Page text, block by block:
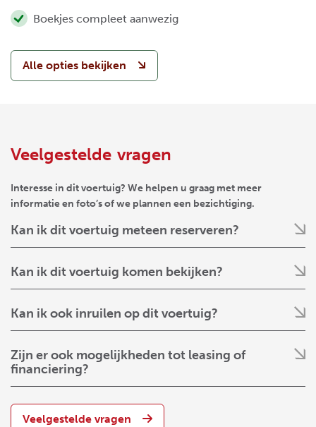
Boekjes compleet aanwezig
Alle opties bekijken
Veelgestelde vragen
Interesse in dit voertuig? We helpen u graag met meer
informatie en foto’s of we plannen een bezichtiging.
Kan ik dit voertuig meteen reserveren?
Kan ik dit voertuig komen bekijken?
Kan ik ook inruilen op dit voertuig?
Zijn er ook mogelijkheden tot leasing of
financiering?
Veelgestelde vragen